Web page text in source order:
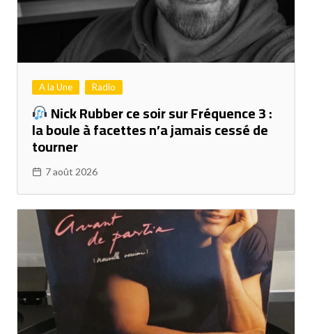
A la Une Radio
Nick Rubber ce soir sur Fréquence 3 :
la boule à facettes n’a jamais cessé de
tourner
7 août 2026